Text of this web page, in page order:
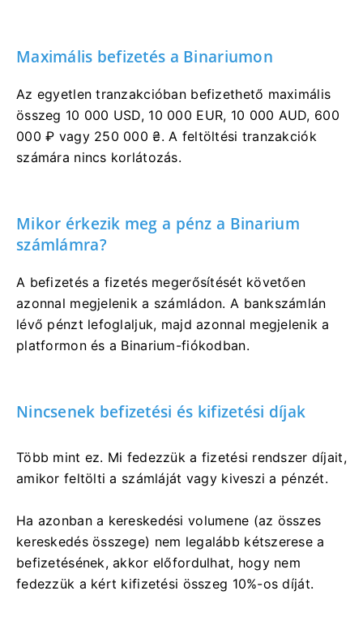
Maximális befizetés a Binariumon
Az egyetlen tranzakcióban befizethető maximális
összeg 10 000 USD, 10 000 EUR, 10 000 AUD, 600
000 ₽ vagy 250 000 ₴. A feltöltési tranzakciók
számára nincs korlátozás.
Mikor érkezik meg a pénz a Binarium
számlámra?
A befizetés a fizetés megerősítését követően
azonnal megjelenik a számládon. A bankszámlán
lévő pénzt lefoglaljuk, majd azonnal megjelenik a
platformon és a Binarium-fiókodban.
Nincsenek befizetési és kifizetési díjak
Több mint ez. Mi fedezzük a fizetési rendszer díjait,
amikor feltölti a számláját vagy kiveszi a pénzét.
Ha azonban a kereskedési volumene (az összes
kereskedés összege) nem legalább kétszerese a
befizetésének, akkor előfordulhat, hogy nem
fedezzük a kért kifizetési összeg 10%-os díját.